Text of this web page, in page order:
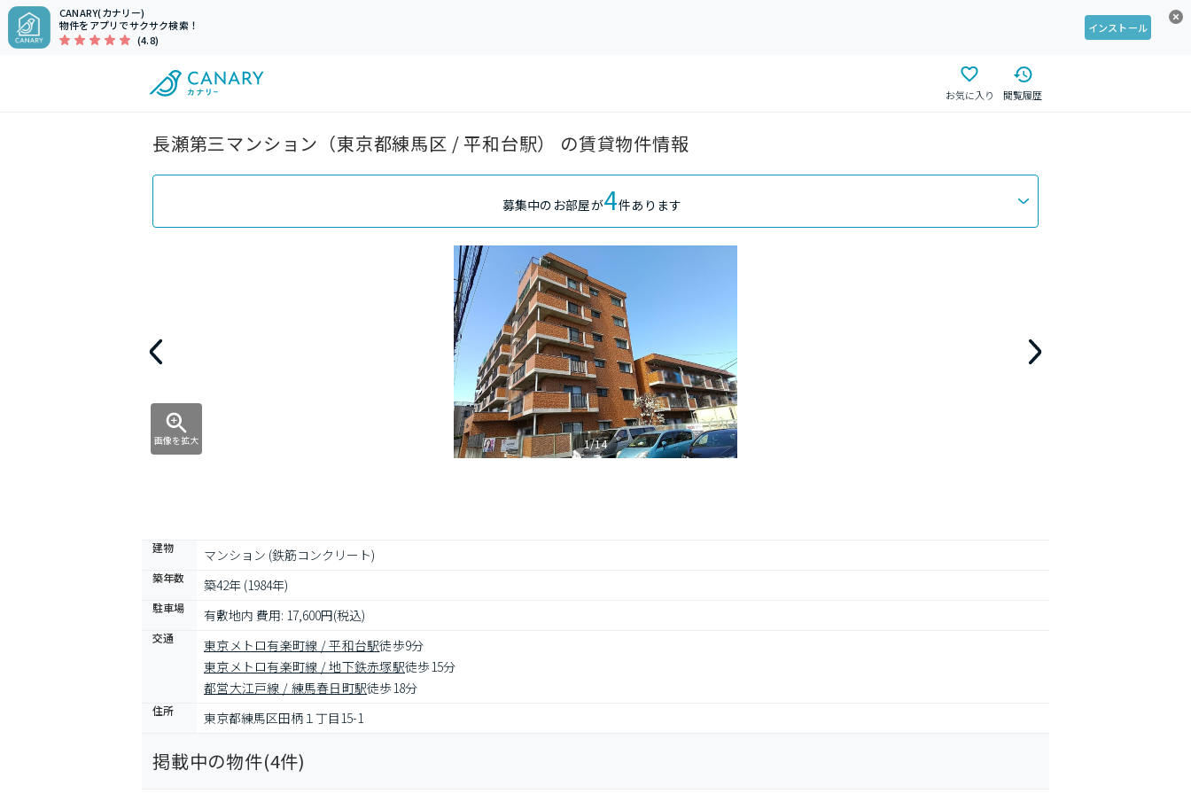
CANARY(カナリー)
物件をアプリでサクサク検索！
(4.8)
インストール
お気に入り 閲覧履歴
長瀬第三マンション（東京都練馬区 / 平和台駅） の賃貸物件情報
募集中のお部屋が4件あります
画像を拡大 1/14
建物 マンション (鉄筋コンクリート)
築年数 築42年 (1984年)
駐車場 有敷地内 費用: 17,600円(税込)
交通 東京メトロ有楽町線 / 平和台駅徒歩9分
東京メトロ有楽町線 / 地下鉄赤塚駅徒歩15分
都営大江戸線 / 練馬春日町駅徒歩18分
住所 東京都練馬区田柄１丁目15-1
掲載中の物件(4件)